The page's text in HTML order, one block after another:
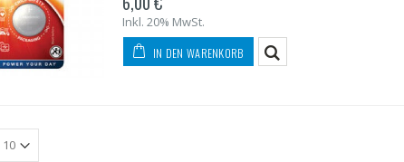
Inkl. 20% MwSt.
IN DEN WARENKORB